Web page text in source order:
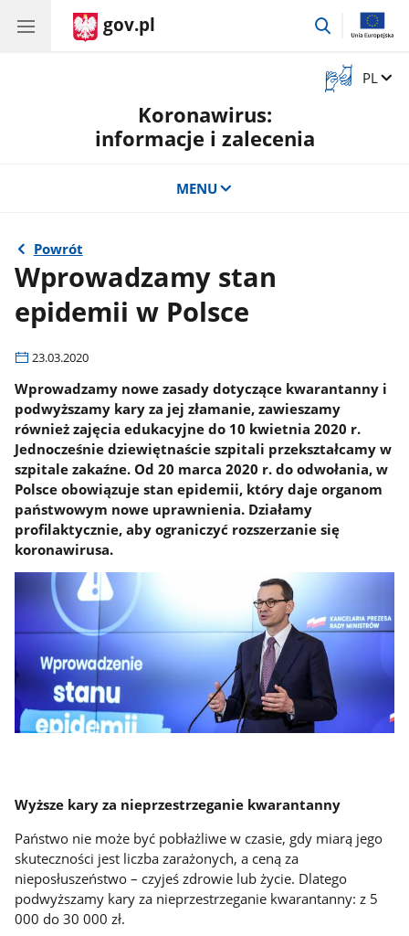
gov.pl
przejdź
Otwórz
okno
Zmień
PL
Koronawirus:
informacje i zalecenia
MENU
Powrót
Wprowadzamy stan
epidemii w Polsce
23.03.2020
Wprowadzamy nowe zasady dotyczące kwarantanny i
podwyższamy kary za jej złamanie, zawieszamy
również zajęcia edukacyjne do 10 kwietnia 2020 r.
Jednocześnie dziewiętnaście szpitali przekształcamy w
szpitale zakaźne. Od 20 marca 2020 r. do odwołania, w
Polsce obowiązuje stan epidemii, który daje organom
państwowym nowe uprawnienia. Działamy
profilaktycznie, aby ograniczyć rozszerzanie się
koronawirusa.
Wyższe kary za nieprzestrzeganie kwarantanny
Państwo nie może być pobłażliwe w czasie, gdy miarą jego
skuteczności jest liczba zarażonych, a ceną za
nieposłuszeństwo – czyjeś zdrowie lub życie. Dlatego
podwyższamy kary za nieprzestrzeganie kwarantanny: z 5
000 do 30 000 zł.